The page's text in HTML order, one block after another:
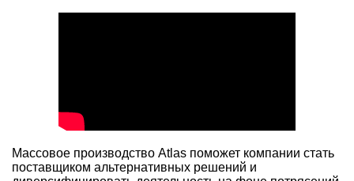
Массовое производство Atlas поможет компании стать
поставщиком альтернативных решений и